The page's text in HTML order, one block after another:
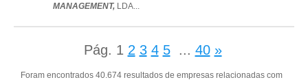
MANAGEMENT, LDA...
Pág. 1 2 3 4 5 ... 40 »
Foram encontrados 40.674 resultados de empresas relacionadas com